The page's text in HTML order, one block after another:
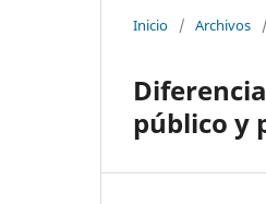
Inicio / Archivos /
público y